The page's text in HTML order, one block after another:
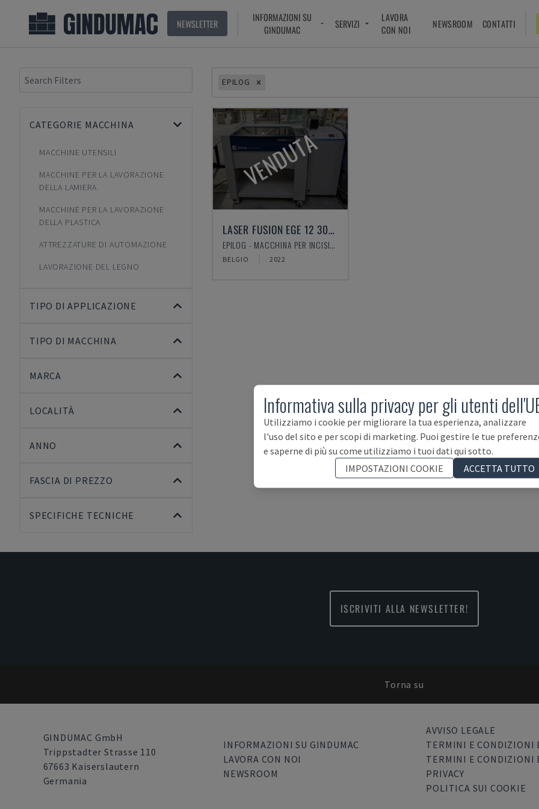
NEWSLETTER
INFORMAZIONI SU
GINDUMAC
SERVIZI
LAVORA
CON NOI
NEWSROOM CONTATTI
CATEGORIE MACCHINA
MACCHINE UTENSILI
MACCHINE PER LA LAVORAZIONE
DELLA LAMIERA
MACCHINE PER LA LAVORAZIONE
DELLA PLASTICA
ATTREZZATURE DI AUTOMAZIONE
LAVORAZIONE DEL LEGNO
TIPO DI APPLICAZIONE
TIPO DI MACCHINA
MARCA
LOCALITÀ
ANNO
FASCIA DI PREZZO
SPECIFICHE TECNICHE
EPILOG
VENDUTA
LASER FUSION EGE 12 30WATT FIBER
EPILOG - MACCHINA PER INCISIONE LASER
BELGIO 2022
ISCRIVITI ALLA NEWSLETTER!
Torna su
GINDUMAC GmbH
Trippstadter Strasse 110
67663 Kaiserslautern
Germania
INFORMAZIONI SU GINDUMAC
LAVORA CON NOI
NEWSROOM
AVVISO LEGALE
TERMINI E CONDIZIONI
TERMINI E CONDIZIONI
PRIVACY
POLITICA SUI COOKIE
Informativa sulla privacy per gli utenti
Utilizziamo i cookie per migliorare la tua esperienza, analizzare
l'uso del sito e per scopi di marketing. Puoi gestire le tue
e saperne di più su come utilizziamo i tuoi dati qui sotto.
IMPOSTAZIONI COOKIE
ACCETTA TUTTO